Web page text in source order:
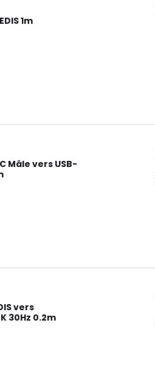
1m
Mâle vers USB-
vers
30Hz 0.2m